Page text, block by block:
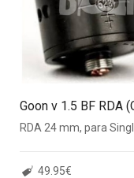
Goon v 1.5 BF RDA
RDA 24 mm, para
49.95€